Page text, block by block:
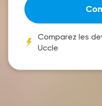
Comparez les
Uccle